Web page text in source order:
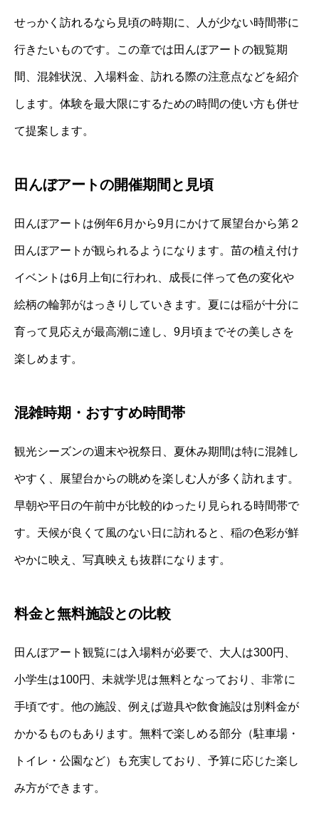
せっかく訪れるなら見頃の時期に、人が少ない時間帯に
行きたいものです。この章では田んぼアートの観覧期
間、混雑状況、入場料金、訪れる際の注意点などを紹介
します。体験を最大限にするための時間の使い方も併せ
て提案します。
田んぼアートの開催期間と見頃
田んぼアートは例年6月から9月にかけて展望台から第２
田んぼアートが観られるようになります。苗の植え付け
イベントは6月上旬に行われ、成長に伴って色の変化や
絵柄の輪郭がはっきりしていきます。夏には稲が十分に
育って見応えが最高潮に達し、9月頃までその美しさを
楽しめます。
混雑時期・おすすめ時間帯
観光シーズンの週末や祝祭日、夏休み期間は特に混雑し
やすく、展望台からの眺めを楽しむ人が多く訪れます。
早朝や平日の午前中が比較的ゆったり見られる時間帯で
す。天候が良くて風のない日に訪れると、稲の色彩が鮮
やかに映え、写真映えも抜群になります。
料金と無料施設との比較
田んぼアート観覧には入場料が必要で、大人は300円、
小学生は100円、未就学児は無料となっており、非常に
手頃です。他の施設、例えば遊具や飲食施設は別料金が
かかるものもあります。無料で楽しめる部分（駐車場・
トイレ・公園など）も充実しており、予算に応じた楽し
み方ができます。